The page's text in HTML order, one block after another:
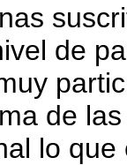
de
de
lo